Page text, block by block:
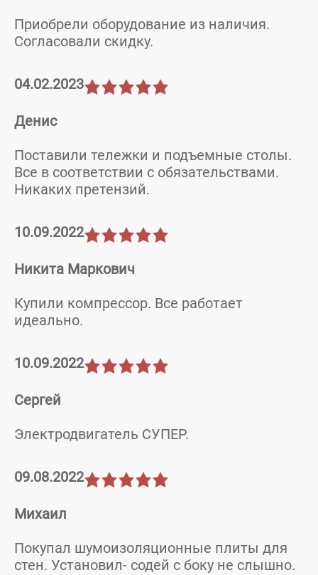
Приобрели оборудование из наличия.
Согласовали скидку.
04.02.2023
Денис
Поставили тележки и подъемные столы.
Все в соответствии с обязательствами.
Никаких претензий.
10.09.2022
Никита Маркович
Купили компрессор. Все работает
идеально.
10.09.2022
Сергей
Электродвигатель СУПЕР.
09.08.2022
Михаил
Покупал шумоизоляционные плиты для
стен. Установил- содей с боку не слышно.